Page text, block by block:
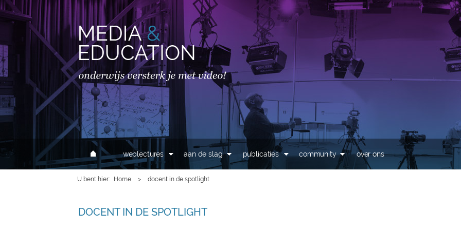
Overslaan en naar de
inhoud gaan
MAIN MENU
weblectures aan de slag publicaties community over ons
U bent hier Home > docent in de spotlight
DOCENT IN DE SPOTLIGHT